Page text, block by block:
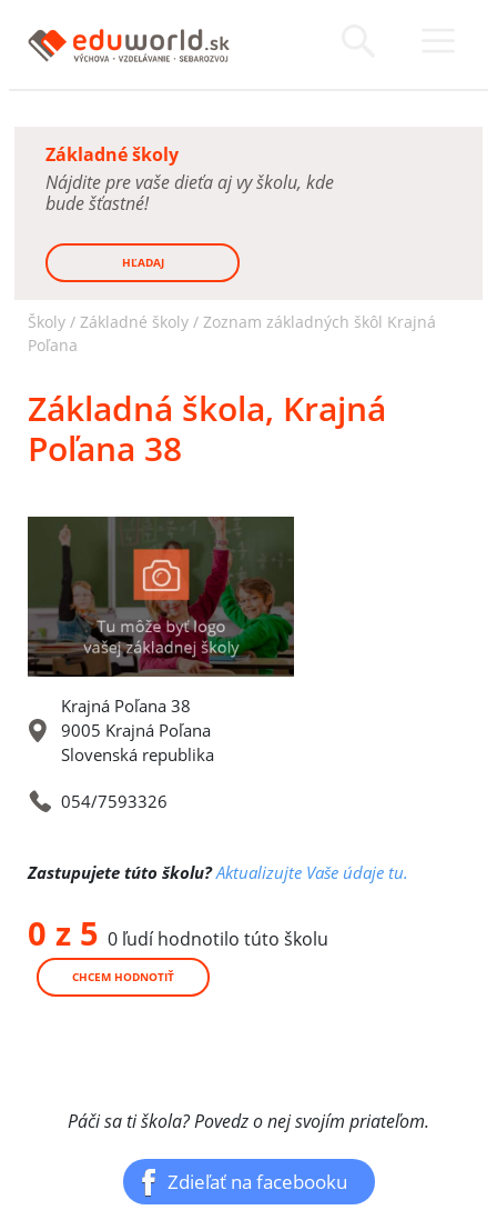
Základné školy
Nájdite pre vaše dieťa aj vy školu, kde
bude šťastné!
HĽADAJ
Školy / Základné školy / Zoznam základných škôl Krajná
Poľana
Základná škola, Krajná
Poľana 38
Krajná Poľana 38
9005 Krajná Poľana
Slovenská republika
054/7593326
Zastupujete túto školu? Aktualizujte Vaše údaje tu.
0 z 5 0 ľudí hodnotilo túto školu
CHCEM HODNOTIŤ
Páči sa ti škola? Povedz o nej svojím priateľom.
Zdieľať na facebooku